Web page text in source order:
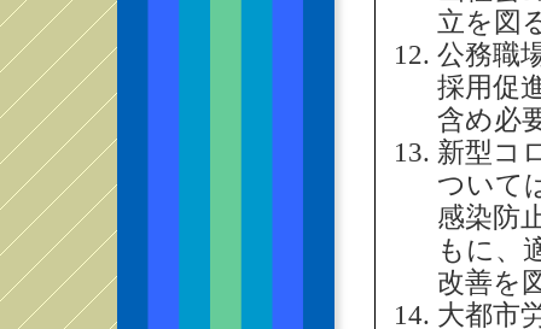
立を図
公務職
採用促
含め必
新型コ
ついて
感染防
もに、
改善を
大都市